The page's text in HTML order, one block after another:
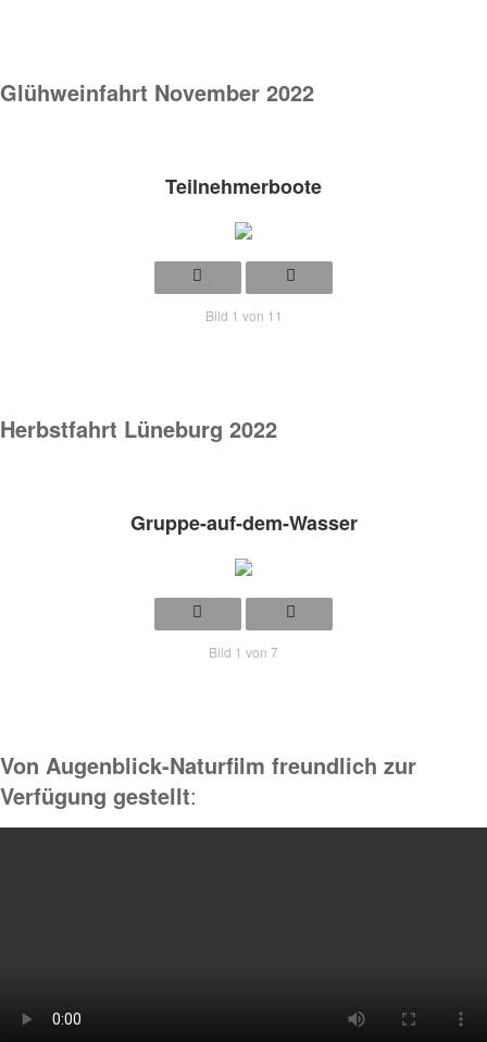
Glühweinfahrt November 2022
Teilnehmerboote
Bild 1 von 11
Herbstfahrt Lüneburg 2022
Gruppe-auf-dem-Wasser
Bild 1 von 7
Von Augenblick-Naturfilm freundlich zur
Verfügung gestellt: